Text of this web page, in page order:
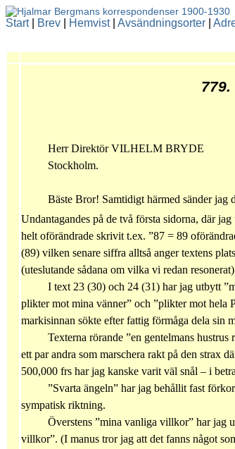
Start| Brev Hemvist| Avsändningsorter
Herr Direktör VILHELM BRYDE
Stockholm.
Bäste Bror! Samtidigt härmed sänder
Undantagandes på de två första sidorna, där
helt oförändrade skrivit t.ex. ”87 = 89
(89) vilken senare siffra alltså anger textens
(uteslutande sådana om vilka vi redan
I text 23 (30) och 24 (31) har jag utbytt
plikter mot mina vänner” och ”plikter mot hela
markisinnan sökte efter fattig förmåga dela sin
Texterna rörande ”en gentelmans
ett par andra som marschera rakt på den strax
500,000 frs har jag kanske varit väl snål – i
”Svarta ängeln” har jag behållit fast
sympatisk riktning.
Överstens ”mina vanliga villkor” har jag
villkor”. (I manus tror jag att det fanns något